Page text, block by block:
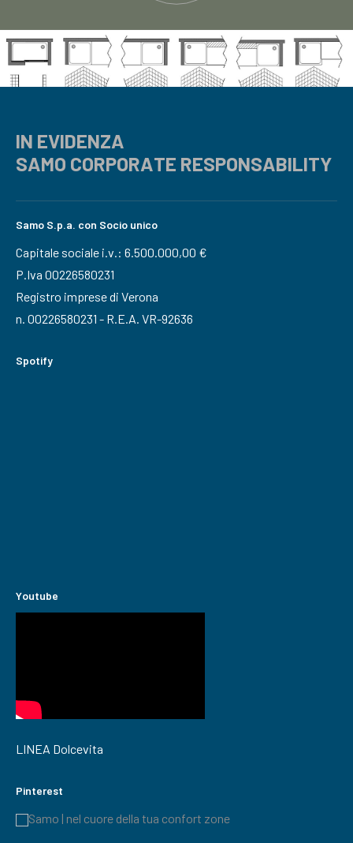
IN EVIDENZA
SAMO CORPORATE RESPONSABILITY
Samo S.p.a. con Socio unico
Capitale sociale i.v.: 6.500.000,00 €
P.Iva 00226580231
Registro imprese di Verona
n. 00226580231 - R.E.A. VR-92636
Spotify
Youtube
LINEA Dolcevita
Pinterest
Samo | nel cuore della tua confort zone